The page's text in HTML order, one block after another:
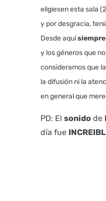
eligiesen esta sala
y por desgracia,
Desde aquísiempre
y los géneros que
consideramos que
la difusión ni la
en general que
PD: El sonidode
día fue